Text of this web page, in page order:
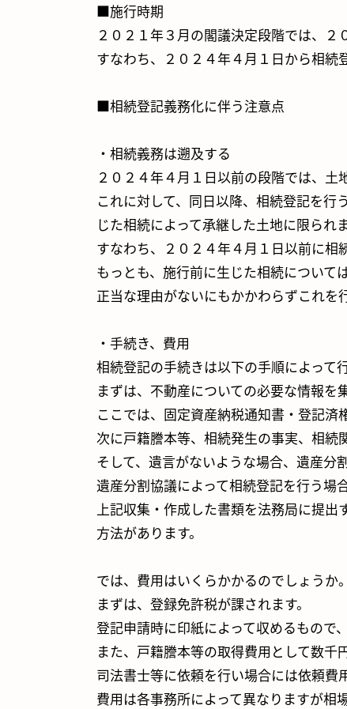
■施行時期
２０２１年３月の閣議決定段階では、２
すなわち、２０２４年４月１日から相続
■相続登記義務化に伴う注意点
・相続義務は遡及する
２０２４年４月１日以前の段階では、土
これに対して、同日以降、相続登記を
じた相続によって承継した土地に限られま
すなわち、２０２４年４月１日以前に相
もっとも、施行前に生じた相続について
正当な理由がないにもかかわらずこれを
・手続き、費用
相続登記の手続きは以下の手順によって行
まずは、不動産についての必要な情報を
ここでは、固定資産納税通知書・登記済
次に戸籍謄本等、相続発生の事実、相続
そして、遺言がないような場合、遺産分
遺産分割協議によって相続登記を行う場
上記収集・作成した書類を法務局に提出
方法があります。
では、費用はいくらかかるのでしょうか。
まずは、登録免許税が課されます。
登記申請時に印紙によって収めるもので
また、戸籍謄本等の取得費用として数千
司法書士等に依頼を行い場合には依頼費
費用は各事務所によって異なりますが相